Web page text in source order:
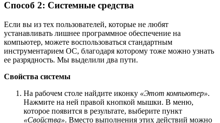
Способ 2: Системные средства
Если вы из тех пользователей, которые не любят
устанавливать лишнее программное обеспечение на
компьютер, можете воспользоваться стандартным
инструментарием ОС, благодаря которому тоже можно узнать
ее разрядность. Мы выделили два пути.
Свойства системы
На рабочем столе найдите иконку «Этот компьютер».
Нажмите на ней правой кнопкой мышки. В меню,
которое появится в результате, выберите пункт
«Свойства». Вместо выполнения этих действий можно